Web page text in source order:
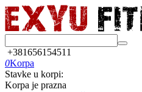
+381656154511
0Korpa
Stavke u korpi:
Korpa je prazna